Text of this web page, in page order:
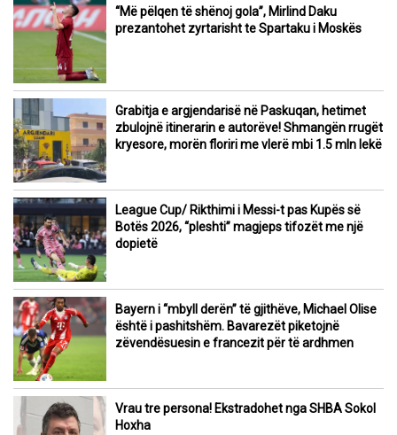
“Më pëlqen të shënoj gola”, Mirlind Daku
prezantohet zyrtarisht te Spartaku i Moskës
Grabitja e argjendarisë në Paskuqan, hetimet
zbulojnë itinerarin e autorëve! Shmangën rrugët
kryesore, morën floriri me vlerë mbi 1.5 mln lekë
League Cup/ Rikthimi i Messi-t pas Kupës së
Botës 2026, “pleshti” magjeps tifozët me një
dopietë
Bayern i “mbyll derën” të gjithëve, Michael Olise
është i pashitshëm. Bavarezët piketojnë
zëvendësuesin e francezit për të ardhmen
Vrau tre persona! Ekstradohet nga SHBA Sokol
Hoxha